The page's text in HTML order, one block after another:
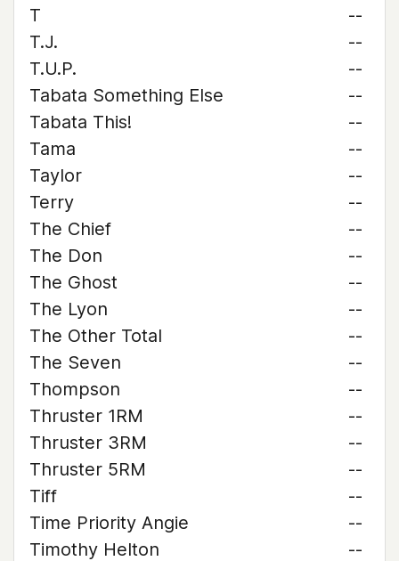
T
--
T.J.
--
T.U.P.
--
Tabata Something Else
--
Tabata This!
--
Tama
--
Taylor
--
Terry
--
The Chief
--
The Don
--
The Ghost
--
The Lyon
--
The Other Total
--
The Seven
--
Thompson
--
Thruster 1RM
--
Thruster 3RM
--
Thruster 5RM
--
Tiff
--
Time Priority Angie
--
Timothy Helton
--